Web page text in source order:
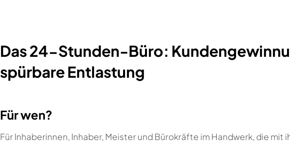
Das 24-Stunden-Büro:
spürbare Entlastung
Für wen?
Für Inhaberinnen, Inhaber, Meister und Bürokräfte im Handwerk, die mit